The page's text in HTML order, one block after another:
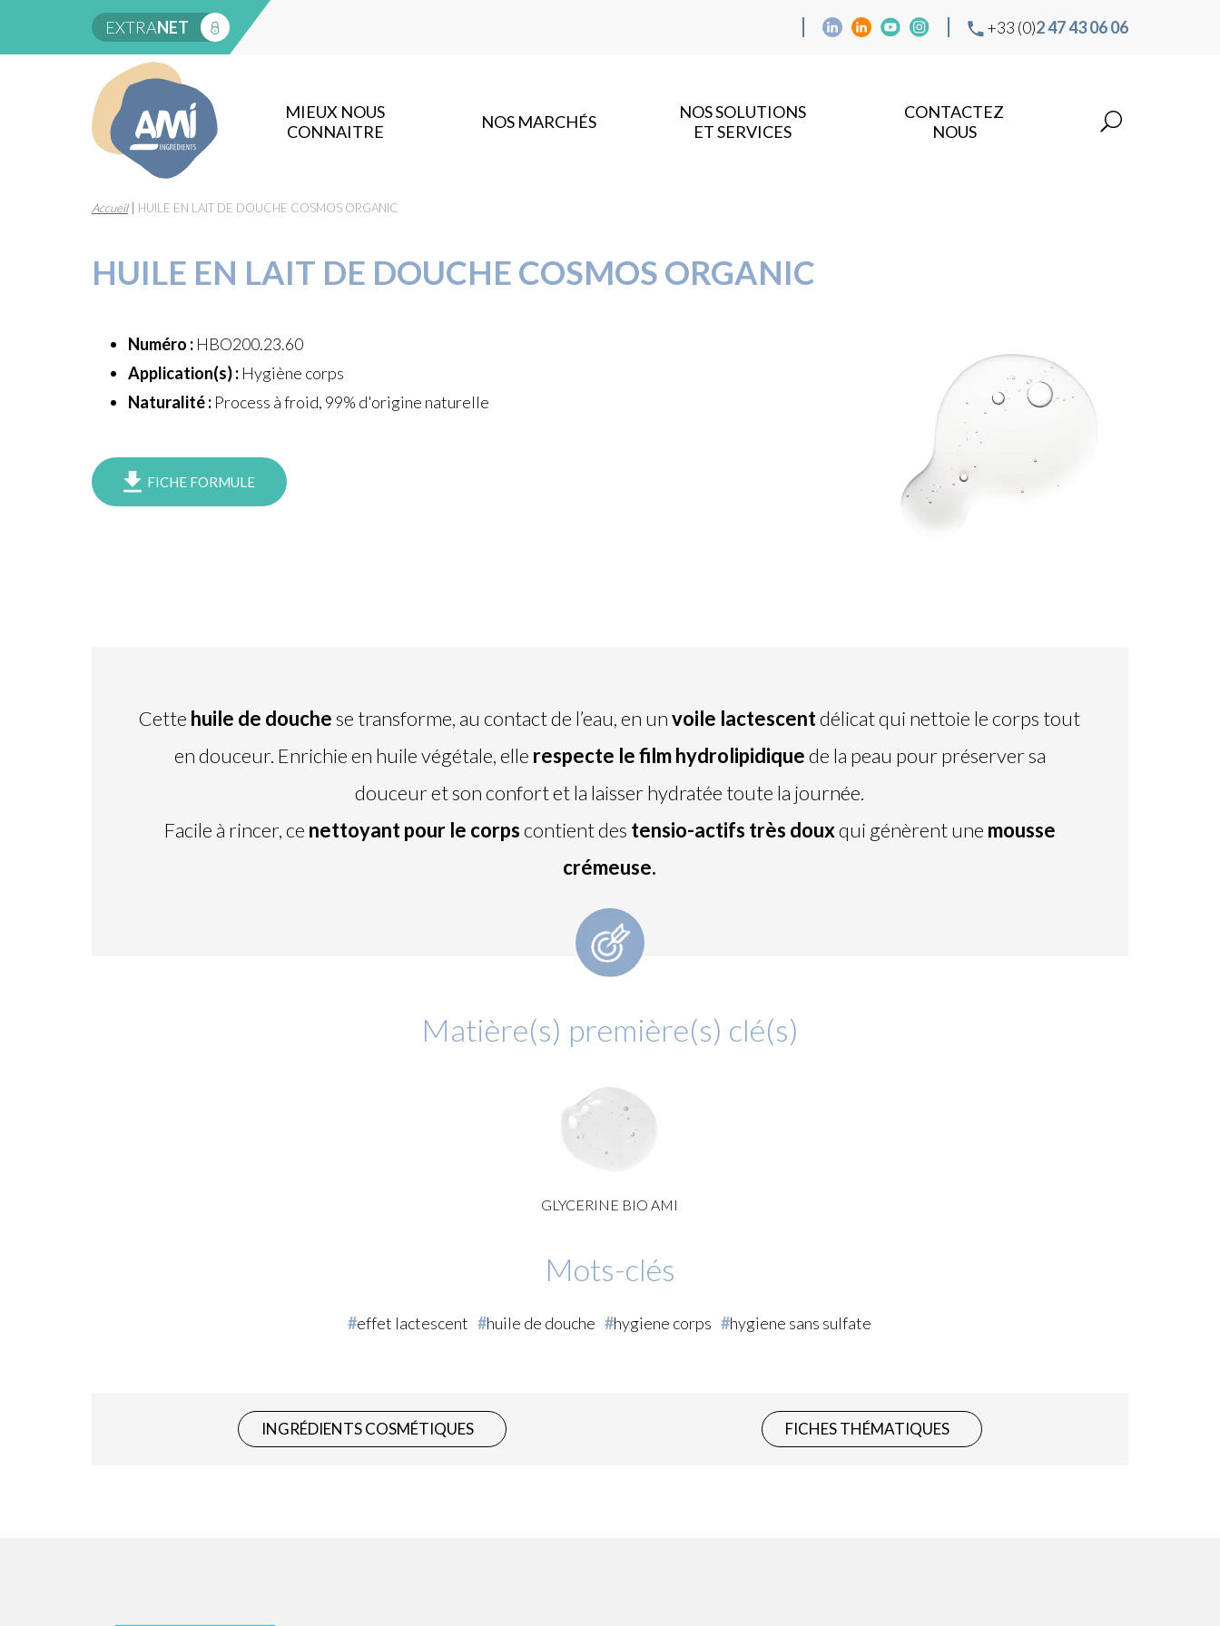
EXTRANET +33 (0)2 47 43 06 06
MIEUX NOUS
CONNAITRE
NOS MARCHÉS
NOS SOLUTIONS
ET SERVICES
CONTACTEZ
NOUS
Accueil| HUILE EN LAIT DE DOUCHE COSMOS ORGANIC
HUILE EN LAIT DE DOUCHE COSMOS ORGANIC
Numéro :HBO200.23.60
Application(s) :Hygiène corps
Naturalité :Process à froid, 99% d'origine naturelle
FICHE FORMULE
Cette huile de douchese transforme, au contact de l’eau, en unvoile lactescentdélicat qui nettoie le corps tout
en douceur. Enrichie en huile végétale, elle respecte le film hydrolipidiquede la peau pour préserver sa
douceur et son confort et la laisser hydratée toute la journée.
Facile à rincer, ce nettoyant pour le corpscontient des tensio-actifs très douxqui génèrent une mousse
crémeuse.
Matière(s) première(s) clé(s)
GLYCERINE BIO AMI
Mots-clés
effet lactescent huile de douche hygiene corps hygiene sans sulfate
INGRÉDIENTS COSMÉTIQUES FICHES THÉMATIQUES